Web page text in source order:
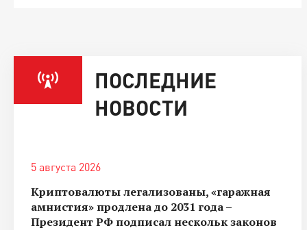
ПОСЛЕДНИЕ
НОВОСТИ
5 августа 2026
Криптовалюты легализованы, «гаражная
амнистия» продлена до 2031 года –
Президент РФ подписал нескольк законов